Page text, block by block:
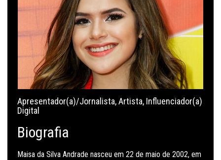
Apresentador(a)/Jornalista,Artista, Influenciador(a)
Digital
Biografia
Maisa da Silva Andrade nasceu em 22 de maio de 2002, em